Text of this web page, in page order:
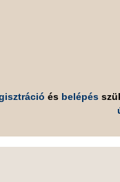
és belépés